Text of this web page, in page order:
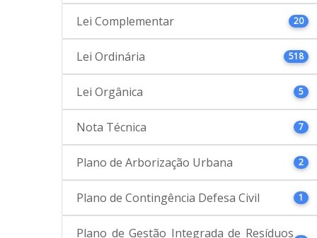
Lei Complementar 20
Lei Ordinária 518
Lei Orgânica 5
Nota Técnica 7
Plano de Arborização Urbana 2
Plano de Contingência Defesa Civil 1
Plano de Gestão Integrada de Resíduos